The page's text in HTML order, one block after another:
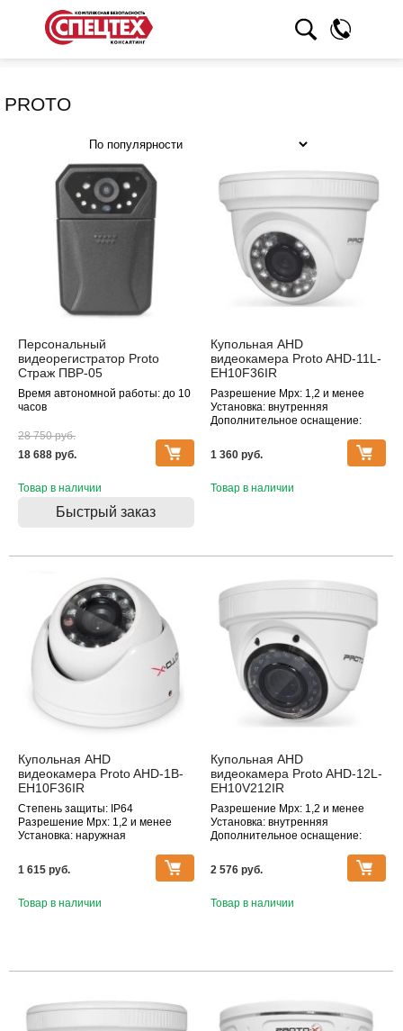
PROTO
Распродажа
Персональный
видеорегистратор Proto
Страж ПВР-05
Время автономной работы: до 10
часов
28 750 pуб.
18 688 pуб.
Товар в наличии
Быстрый заказ
Купольная AHD
видеокамера Proto AHD-11L-
EH10F36IR
Разрешение Mpx: 1,2 и менее
Установка: внутренняя
Дополнительное оснащение:
Объектив (фокусное расстояние,
мм): 2.8
1 360 pуб.
Товар в наличии
Купольная AHD
видеокамера Proto AHD-1B-
EH10F36IR
Степень защиты: IP64
Разрешение Mpx: 1,2 и менее
Установка: наружная
антивандальное исполнение,
инфракрасная подсветка
мм): 2.8
1 615 pуб.
Товар в наличии
Купольная AHD
видеокамера Proto AHD-12L-
EH10V212IR
Разрешение Mpx: 1,2 и менее
Установка: внутренняя
Дополнительное оснащение:
Объектив (фокусное расстояние,
мм): 2.8-12
2 576 pуб.
Товар в наличии